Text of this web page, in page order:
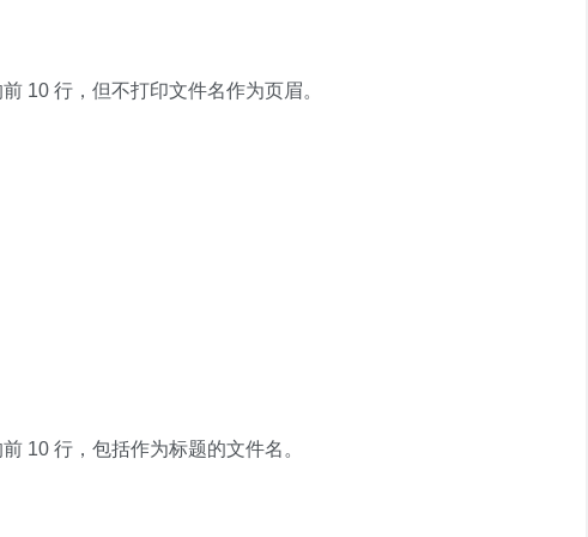
前 10 行，但不打印文件名作为页眉。
前 10 行，包括作为标题的文件名。